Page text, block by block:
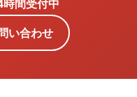
間受付中
い合わせ